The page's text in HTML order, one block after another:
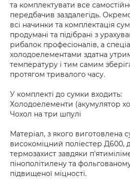
та комплектувати все
передбачив заздалегідь.
всі начинки та комплектація
продумані та підібрані з
рибалок професіоналів, а
холодоелементами здатна
температуру і тим самим
протягом тривалого часу.
У комплекті до сумки входить:
Холодоелементи (акумулятор
Чохол на три шпулі
Матеріал, з якого виготовлена
високоміцний поліестер
термозахист завдяки
пінополітилену та
підвищеної міцності.